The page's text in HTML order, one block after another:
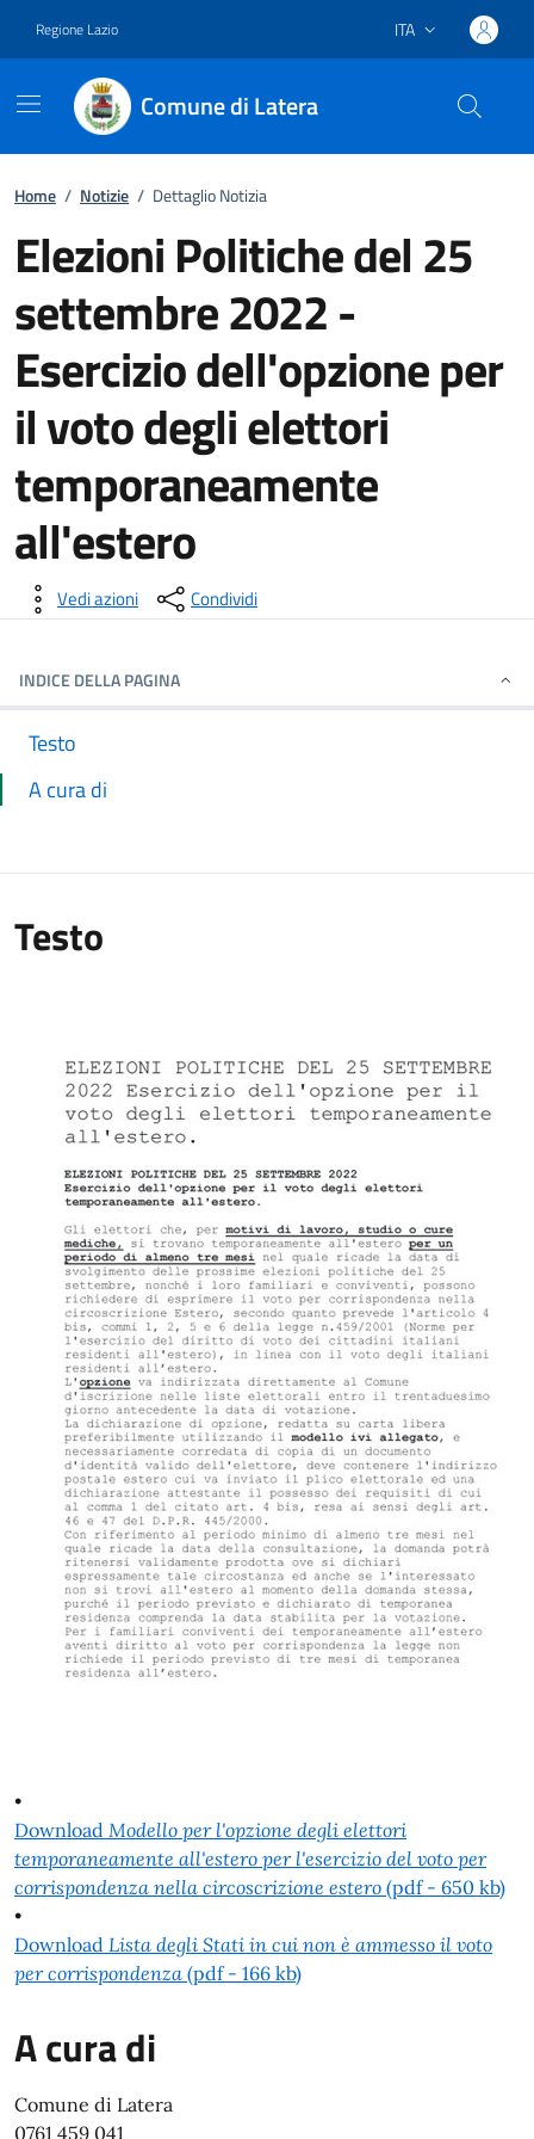
Regione Lazio Lingua attiva:
ITA
Comune di Latera
Home / Notizie / Dettaglio Notizia
Elezioni Politiche del 25
settembre 2022 -
Esercizio dell'opzione per
il voto degli elettori
temporaneamente
all'estero
Dettagli della notizia
Vedi azioni Condividi
INDICE DELLA PAGINA
Testo
A cura di
Testo
•
Download Modello per l'opzione degli elettori
temporaneamente all'estero per l'esercizio del voto per
corrispondenza nella circoscrizione estero (pdf - 650 kb)
•
Download Lista degli Stati in cui non è ammesso il voto
per corrispondenza (pdf - 166 kb)
A cura di
Comune di Latera
0761 459 041